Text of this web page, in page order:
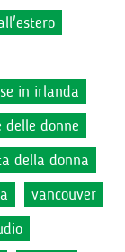
in irlanda
donne
della donna
vancouver